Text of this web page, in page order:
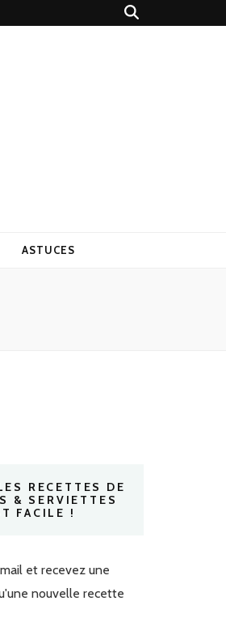
ASTUCES
RECETTES DE
& SERVIETTES
FACILE !
et recevez une
nouvelle recette